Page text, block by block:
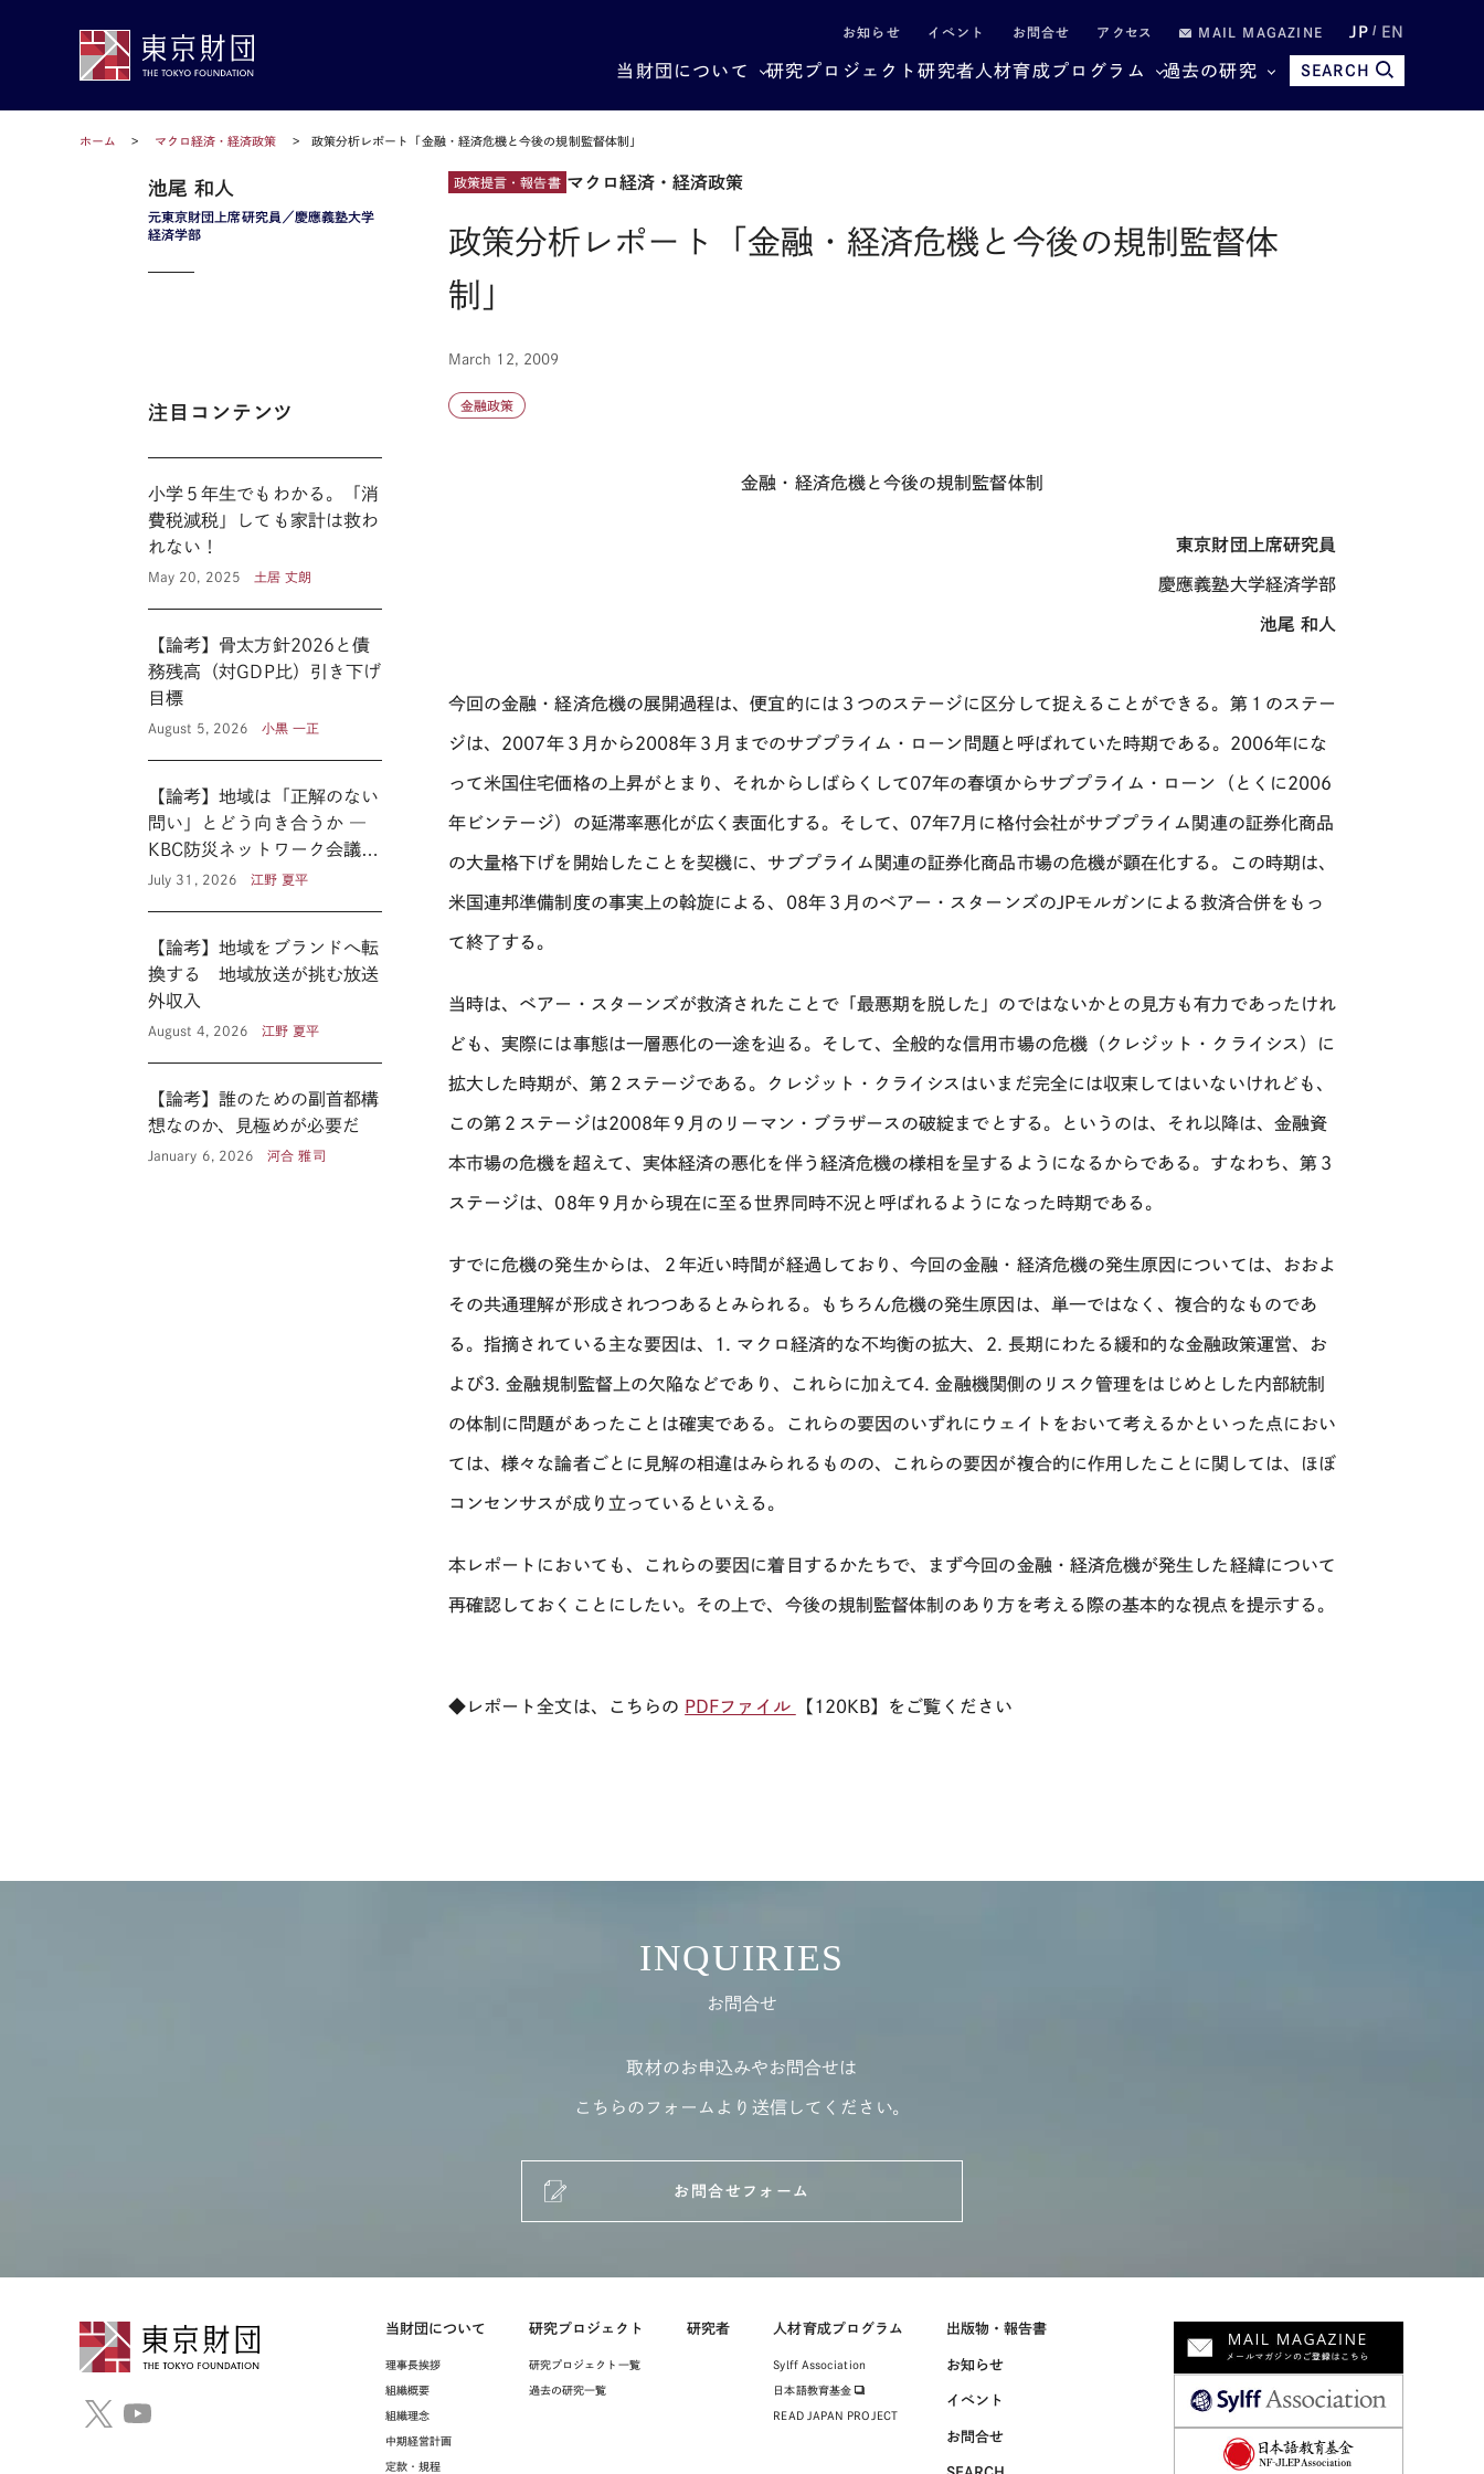
お知らせ イベント お問合せ アクセス MAIL MAGAZINE JP EN
当財団について 研究プロジェクト研究者 人材育成プログラム 過去の研究 SEARCH
ホーム マクロ経済・経済政策 政策分析レポート「金融・経済危機と今後の規制監督体制」
政策提言・報告書 マクロ経済・経済政策
政策分析レポート「金融・経済危機と今後の規制監督体
制」
March 12, 2009
金融政策
金融・経済危機と今後の規制監督体制
東京財団上席研究員
慶應義塾大学経済学部
池尾 和人
今回の金融・経済危機の展開過程は、便宜的には３つのステージに区分して捉えることができる。第１のステー
ジは、2007年３月から2008年３月までのサブプライム・ローン問題と呼ばれていた時期である。2006年にな
って米国住宅価格の上昇がとまり、それからしばらくして07年の春頃からサブプライム・ローン（とくに2006
年ビンテージ）の延滞率悪化が広く表面化する。そして、07年7月に格付会社がサブプライム関連の証券化商品
の大量格下げを開始したことを契機に、サブプライム関連の証券化商品市場の危機が顕在化する。この時期は、
米国連邦準備制度の事実上の斡旋による、08年３月のベアー・スターンズのJPモルガンによる救済合併をもっ
て終了する。
当時は、ベアー・スターンズが救済されたことで「最悪期を脱した」のではないかとの見方も有力であったけれ
ども、実際には事態は一層悪化の一途を辿る。そして、全般的な信用市場の危機（クレジット・クライシス）に
拡大した時期が、第２ステージである。クレジット・クライシスはいまだ完全には収束してはいないけれども、
この第２ステージは2008年９月のリーマン・ブラザースの破綻までとする。というのは、それ以降は、金融資
本市場の危機を超えて、実体経済の悪化を伴う経済危機の様相を呈するようになるからである。すなわち、第３
ステージは、08年９月から現在に至る世界同時不況と呼ばれるようになった時期である。
すでに危機の発生からは、２年近い時間が経過しており、今回の金融・経済危機の発生原因については、おおよ
その共通理解が形成されつつあるとみられる。もちろん危機の発生原因は、単一ではなく、複合的なものであ
る。指摘されている主な要因は、1. マクロ経済的な不均衡の拡大、2. 長期にわたる緩和的な金融政策運営、お
よび3. 金融規制監督上の欠陥などであり、これらに加えて4. 金融機関側のリスク管理をはじめとした内部統制
の体制に問題があったことは確実である。これらの要因のいずれにウェイトをおいて考えるかといった点におい
ては、様々な論者ごとに見解の相違はみられるものの、これらの要因が複合的に作用したことに関しては、ほぼ
コンセンサスが成り立っているといえる。
本レポートにおいても、これらの要因に着目するかたちで、まず今回の金融・経済危機が発生した経緯について
再確認しておくことにしたい。その上で、今後の規制監督体制のあり方を考える際の基本的な視点を提示する。
◆レポート全文は、こちらの PDFファイル 【120KB】をご覧ください
元東京財団上席研究員／慶應義塾大学
経済学部
池尾 和人
注目コンテンツ
小学５年生でもわかる。「消
費税減税」しても家計は救わ
れない！
May 20, 2025 土居 丈朗
【論考】骨太方針2026と債
務残高（対GDP比）引き下げ
目標
August 5, 2026 小黒 一正
【論考】地域は「正解のない
問い」とどう向き合うか ―
KBC防災ネットワーク会議に
見る新たな公共性 ―
July 31, 2026 江野 夏平
【論考】地域をブランドへ転
換する 地域放送が挑む放送
外収入
August 4, 2026 江野 夏平
【論考】誰のための副首都構
想なのか、見極めが必要だ
January 6, 2026 河合 雅司
INQUIRIES
お問合せ
取材のお申込みやお問合せは
こちらのフォームより送信してください。
お問合せフォーム
当財団について
理事⻑挨拶
組織概要
組織理念
中期経営計画
定款・規程
研究プロジェクト
研究プロジェクト一覧
過去の研究一覧
研究者 人材育成プログラム
Sylff Association
日本語教育基金
READ JAPAN PROJECT
出版物・報告書
お知らせ
イベント
お問合せ